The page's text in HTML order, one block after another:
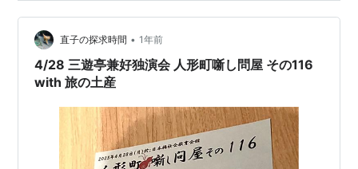
直子の探求時間 • 1年前
4/28 三遊亭兼好独演会 人形町噺し問屋 その116
with 旅の土産